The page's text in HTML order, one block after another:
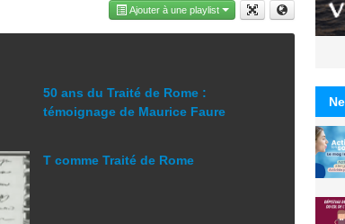
Ajouter à une playlist
50 ans du Traité de Rome :
témoignage de Maurice Faure
T comme Traité de Rome